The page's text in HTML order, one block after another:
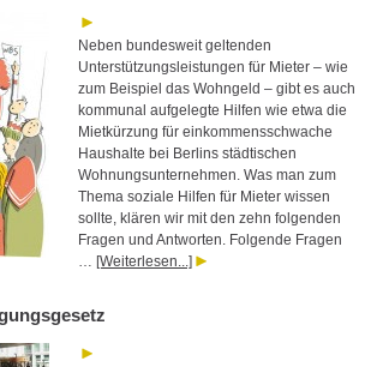
Neben bundesweit geltenden
Unterstützungsleistungen für Mieter – wie
zum Beispiel das Wohngeld – gibt es auch
kommunal aufgelegte Hilfen wie etwa die
Mietkürzung für einkommensschwache
Haushalte bei Berlins städtischen
Wohnungsunternehmen. Was man zum
Thema soziale Hilfen für Mieter wissen
sollte, klären wir mit den zehn folgenden
Fragen und Antworten. Folgende Fragen
[Weiterlesen...]